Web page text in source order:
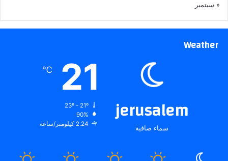
« سبتمبر
Weather
jerusalem
سماء صافية
21
℃
90%
2.24 كيلومتر/ساعة